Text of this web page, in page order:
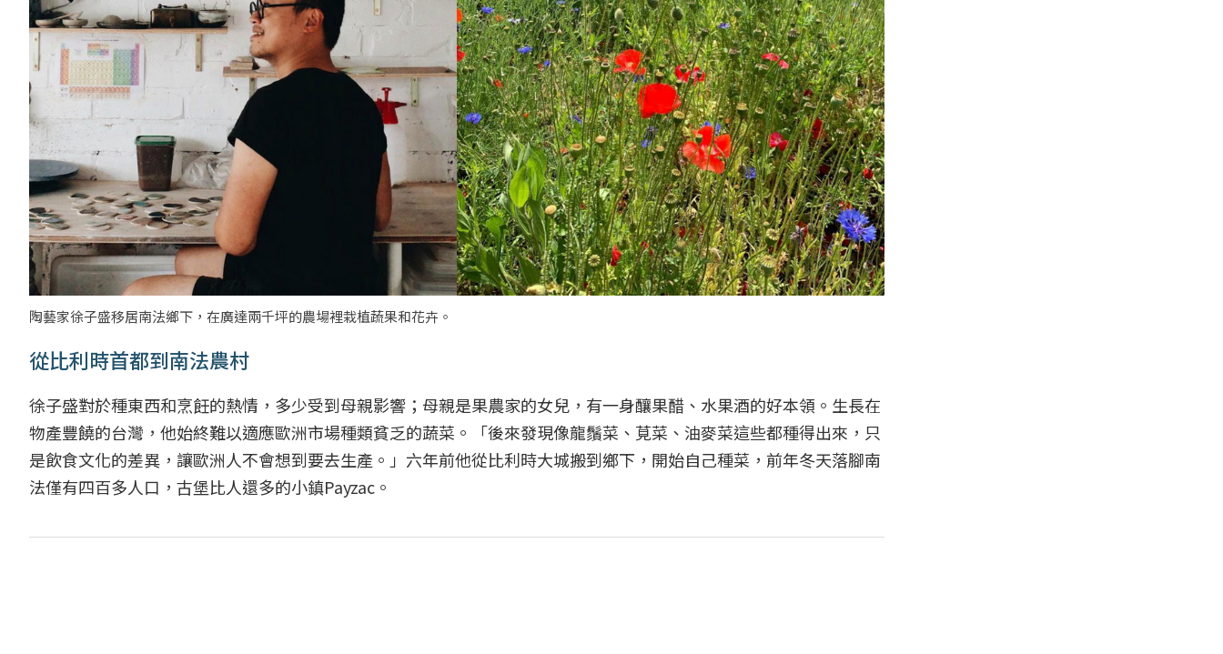
陶藝家徐子盛移居南法鄉下，在廣達兩千坪的農場裡栽植蔬果和花卉。
從比利時首都到南法農村
徐子盛對於種東西和烹飪的熱情，多少受到母親影響；母親是果農家的女兒，有一身釀果醋、水果酒的好本領。生長在
物產豐饒的台灣，他始終難以適應歐洲市場種類貧乏的蔬菜。「後來發現像龍鬚菜、莧菜、油麥菜這些都種得出來，只
是飲食文化的差異，讓歐洲人不會想到要去生產。」六年前他從比利時大城搬到鄉下，開始自己種菜，前年冬天落腳南
法僅有四百多人口，古堡比人還多的小鎮Payzac。